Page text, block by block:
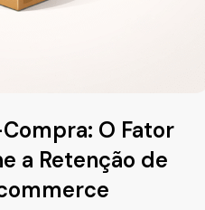
O Fator
a Retenção de